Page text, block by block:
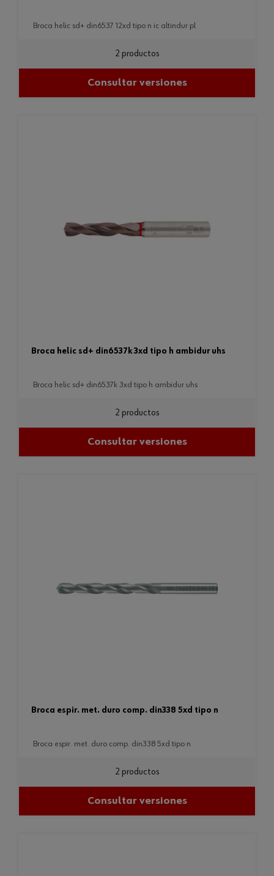
broca helic sd+ din6537 12xd tipo n ic altindur pl
2 productos
Consultar versiones
broca helic sd+ din6537k 3xd tipo h ambidur uhs
broca helic sd+ din6537k 3xd tipo h ambidur uhs
2 productos
Consultar versiones
broca espir. met. duro comp. din338 5xd tipo n
broca espir. met. duro comp. din338 5xd tipo n
2 productos
Consultar versiones